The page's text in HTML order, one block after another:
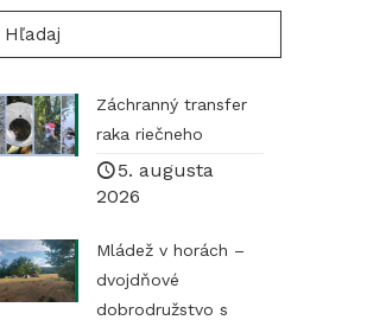
Hľadaj
Záchranný transfer
raka riečneho
5. augusta
2026
Mládež v horách –
dvojdňové
dobrodružstvo s